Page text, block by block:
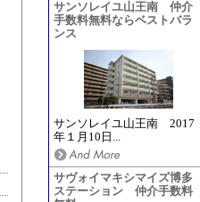
サンソレイユ山王南 仲介
手数料無料ならベストバラ
ンス
サンソレイユ山王南 2017
年１月10日...
サヴォイマキシマイズ博多
ステーション 仲介手数料